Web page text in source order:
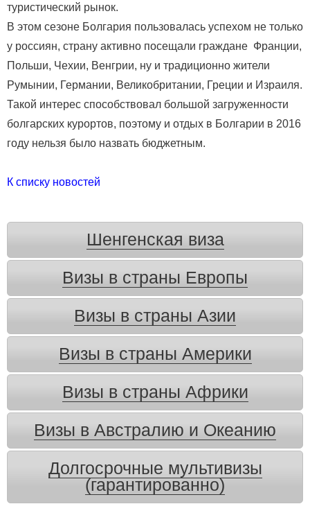
туристический рынок.
В этом сезоне Болгария пользовалась успехом не только
у россиян, страну активно посещали граждане Франции,
Польши, Чехии, Венгрии, ну и традиционно жители
Румынии, Германии, Великобритании, Греции и Израиля.
Такой интерес способствовал большой загруженности
болгарских курортов, поэтому и отдых в Болгарии в 2016
году нельзя было назвать бюджетным.
К списку новостей
Шенгенская виза
Визы в страны Европы
Визы в страны Азии
Визы в страны Америки
Визы в страны Африки
Визы в Австралию и Океанию
Долгосрочные мультивизы
(гарантированно)